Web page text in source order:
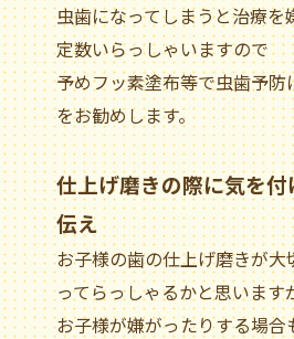
虫歯になってしまうと治療
定数いらっしゃいますので
予めフッ素塗布等で虫歯予防
をお勧めします。
仕上げ磨きの際に気を
伝え
お子様の歯の仕上げ磨きが
ってらっしゃるかと思います
お子様が嫌がったりする場合